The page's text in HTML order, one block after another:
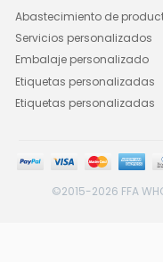
Abastecimiento de
Servicios personalizados
Embalaje personalizado
Etiquetas personalizadas
Etiquetas personalizadas
©2015-2026 FFA